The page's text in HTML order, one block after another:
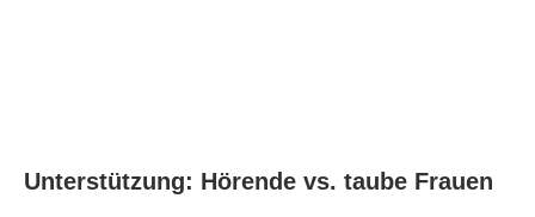
Unterstützung: Hörende vs. taube Frauen